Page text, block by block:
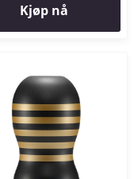
Kjøp nå